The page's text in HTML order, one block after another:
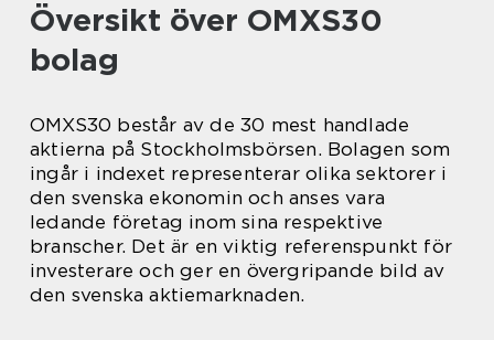
Översikt över OMXS30
bolag
OMXS30 består av de 30 mest handlade
aktierna på Stockholmsbörsen. Bolagen som
ingår i indexet representerar olika sektorer i
den svenska ekonomin och anses vara
ledande företag inom sina respektive
branscher. Det är en viktig referenspunkt för
investerare och ger en övergripande bild av
den svenska aktiemarknaden.